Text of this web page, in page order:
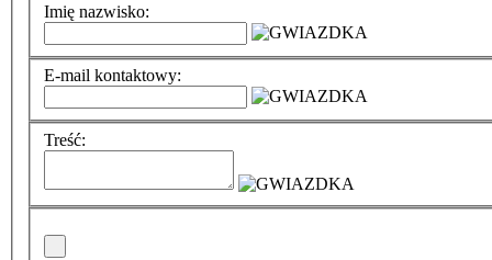
Imię nazwisko:
E-mail kontaktowy:
Treść: